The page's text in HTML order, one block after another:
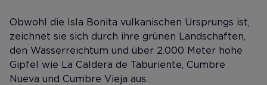
Obwohl die Isla Bonita vulkanischen Ursprungs ist,
zeichnet sie sich durch ihre grünen Landschaften,
den Wasserreichtum und über 2.000 Meter hohe
Gipfel wie La Caldera de Taburiente, Cumbre
Nueva und Cumbre Vieja aus.